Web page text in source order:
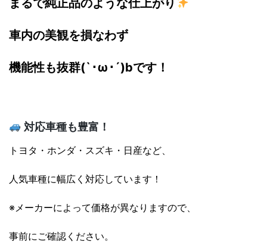
まるで純正品のような仕上がり
車内の美観を損なわず
機能性も抜群(`･ω･´)bです！
対応車種も豊富！
トヨタ・ホンダ・スズキ・日産など、
人気車種に幅広く対応しています！
※メーカーによって価格が異なりますので、
事前にご確認ください。